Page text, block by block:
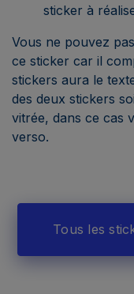
sticker à
Vous ne pouvez
ce sticker car il
stickers aura le
des deux stickers
vitrée, dans ce cas
verso.
Tous les